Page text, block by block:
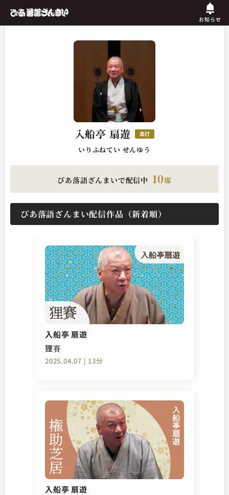
お知らせ
入船亭 扇遊 真打
いりふねてい せんゆう
ぴあ落語ざんまいで配信中 10席
ぴあ落語ざんまい配信作品（新着順）
入船亭 扇遊
狸賽
2025.04.07 | 13分
入船亭 扇遊